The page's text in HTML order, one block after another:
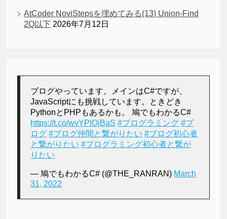
AtCoder NoviStepsを埋めてみる(13) Union-Find
2Q以下 2026年7月12日
ブログやっています。メインはC#ですが、
JavaScriptにも挑戦しています。ときどき
PythonとPHPもあるかも。 鳩でもわかるC#
https://t.co/wvYPIOjBaS #プログラミング #ブ
ログ #ブログ仲間と繋がりたい #ブログ初心者
と繋がりたい #プログラミング初心者と繋が
りたい
— 鳩でもわかるC# (@THE_RANRAN) March
31, 2022